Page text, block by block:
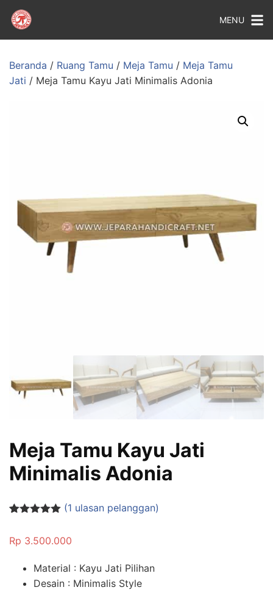
MENU
Beranda / Ruang Tamu / Meja Tamu / Meja Tamu
Jati / Meja Tamu Kayu Jati Minimalis Adonia
Meja Tamu Kayu Jati
Minimalis Adonia
berdasarka
(1 ulasan pelanggan)
Rp 3.500.000
Material : Kayu Jati Pilihan
Desain : Minimalis Style